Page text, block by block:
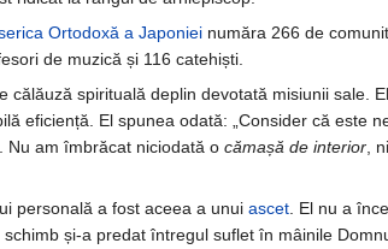
Ortodoxă a Japoniei număra 266 de
de muzică și 116 catehiști.
spirituală deplin devotată misiunii sale.
eficiență. El spunea odată: „Consider că este
Nu am îmbrăcat niciodată o cămașă de interior ,
personală a fost aceea a unui ascet . El nu a
și-a predat întregul suflet în mâinile